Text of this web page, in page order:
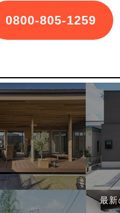
0800-805-1259
最新